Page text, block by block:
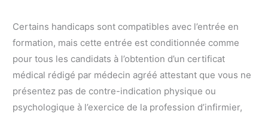
Certains handicaps sont compatibles avec l’entrée en
formation, mais cette entrée est conditionnée comme
pour tous les candidats à l’obtention d’un certificat
médical rédigé par médecin agréé attestant que vous ne
présentez pas de contre-indication physique ou
psychologique à l’exercice de la profession d’infirmier,